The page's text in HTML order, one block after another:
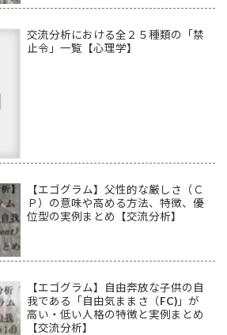
交流分析における全２５種類の「禁
止令」一覧【心理学】
【エゴグラム】父性的な厳しさ（Ｃ
Ｐ）の意味や高める方法、特徴、優
位型の実例まとめ【交流分析】
【エゴグラム】自由奔放な子供の自
我である「自由気ままさ（FC)」が
高い・低い人格の特徴と実例まとめ
【交流分析】